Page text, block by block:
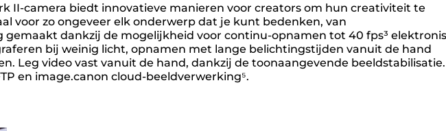
II-camera biedt innovatieve manieren voor creators om hun creativiteit te
voor zo ongeveer elk onderwerp dat je kunt bedenken, van
dankzij de mogelijkheid voor continu-opnamen tot 40 fps³
bij weinig licht, opnamen met lange belichtingstijden vanuit de hand
Leg video vast vanuit de hand, dankzij de toonaangevende beeldstabilisatie.
en image.canon cloud-beeldverwerking⁵.